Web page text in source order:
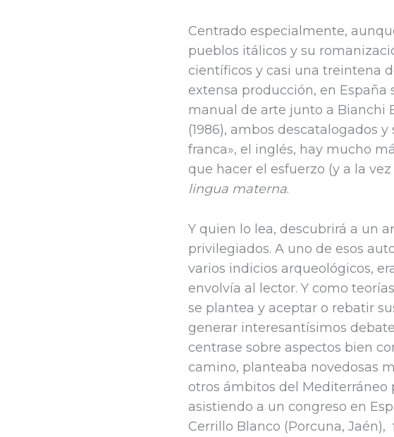
Centrado especialmente,
pueblos itálicos y su
científicos y casi una treintena
extensa producción, en España
manual de arte junto a Bianchi
(1986), ambos descatalogados
franca», el inglés, hay mucho
que hacer el esfuerzo (y a la
lingua materna.
Y quien lo lea, descubrirá a un
privilegiados. A uno de esos
varios indicios arqueológicos,
envolvía al lector. Y como
se plantea y aceptar o rebatir
generar interesantísimos
centrase sobre aspectos bien
camino, planteaba novedosas
otros ámbitos del Mediterráneo
asistiendo a un congreso en
Cerrillo Blanco (Porcuna,